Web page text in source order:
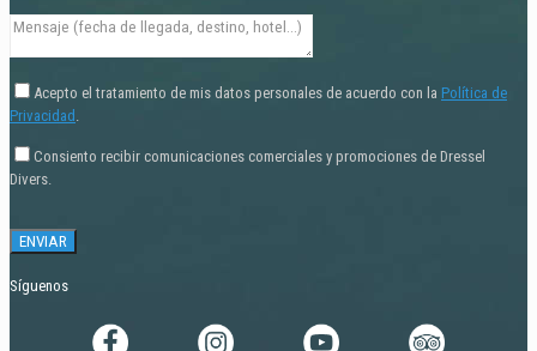
Acepto el tratamiento de mis datos personales de acuerdo con la Política de
Privacidad
Consiento recibir comunicaciones comerciales y promociones de Dressel
Divers.
Síguenos